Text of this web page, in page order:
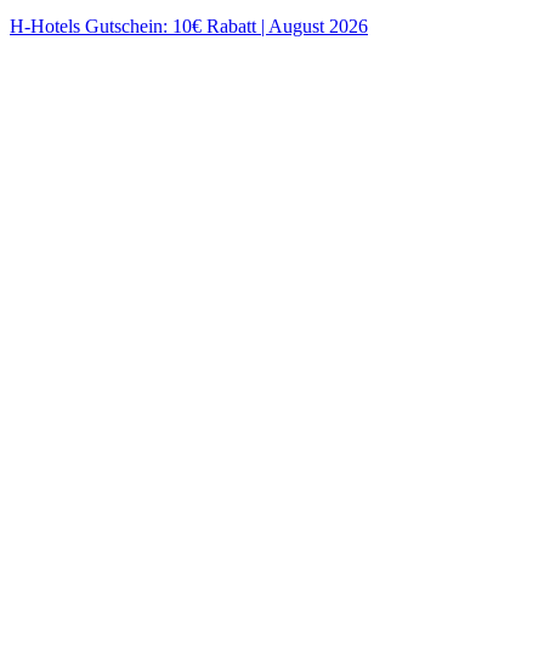
H-Hotels Gutschein: 10€ Rabatt | August 2026